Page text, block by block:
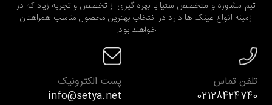
تیم مشاوره و متخصص ستیا با بهره گیری از تخصص و تجربه زیاد که در
زمینه انواع عینک ها دارد در انتخاب بهترین محصول مناسب همراهتان
خواهند بود.
تلفن تماس
02128424740
پست الکترونیک
info@setya.net